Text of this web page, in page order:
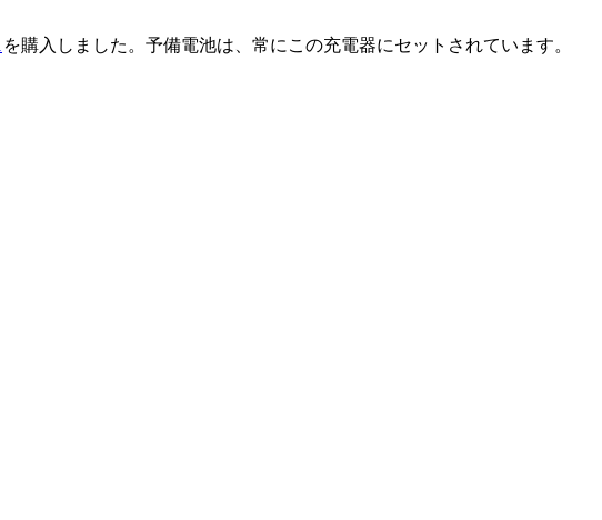
を購入しました。予備電池は、常にこの充電器にセットされています。